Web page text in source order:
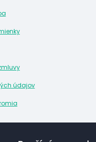
údajov